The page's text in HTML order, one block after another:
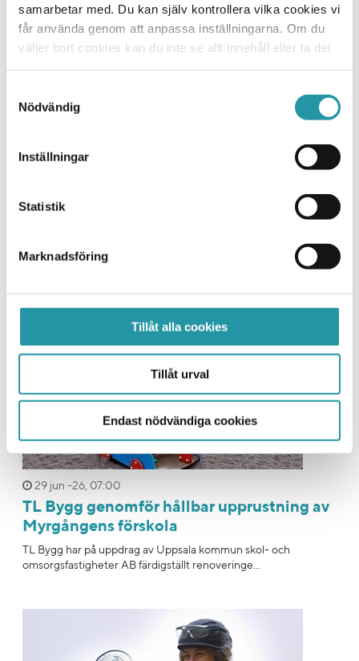
samarbetar med. Du kan själv kontrollera vilka cookies vi
får använda genom att anpassa inställningarna. Om du
väljer bort cookies kan du inte se allt innehåll eller ta del
Nödvändig
Inställningar
Statistik
Marknadsföring
Tillåt alla cookies
Tillåt urval
Endast nödvändiga cookies
Dina valda inställningar för cookies gör att du tyvärr
inte kan se detta innehåll.
Senaste nytt
29 jun -26, 07:00
TL Bygg genomför hållbar upprustning av
Myrgångens förskola
TL Bygg har på uppdrag av Uppsala kommun skol- och
omsorgsfastigheter AB färdigställt renoveringe...